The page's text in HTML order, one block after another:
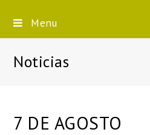
Menu
Noticias
7 DE AGOSTO